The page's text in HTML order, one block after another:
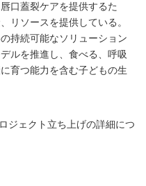
口蓋裂ケアを提供するた
リソースを提供している。
持続可能なソリューション
ルを推進し、食べる、呼吸
育つ能力を含む子どもの生
ジェクト立ち上げの詳細につ